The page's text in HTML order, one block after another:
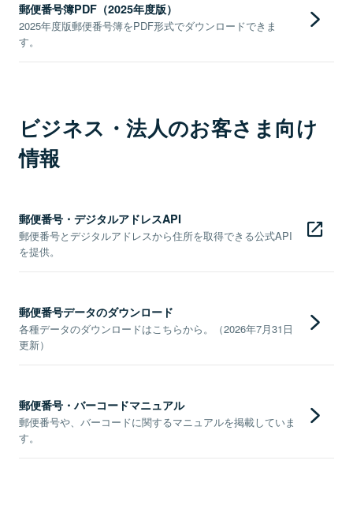
郵便番号簿PDF（2025年度版）
2025年度版郵便番号簿をPDF形式でダウンロードできま
す。
ビジネス・法人のお客さま向け
情報
郵便番号・デジタルアドレスAPI
郵便番号とデジタルアドレスから住所を取得できる公式API
を提供。
郵便番号データのダウンロード
各種データのダウンロードはこちらから。（2026年7月31日
更新）
郵便番号・バーコードマニュアル
郵便番号や、バーコードに関するマニュアルを掲載していま
す。